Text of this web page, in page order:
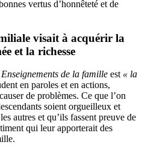
vertus d’honnêteté et de
visait à acquérir la
et la richesse
Enseignements de la famille est « la
en paroles et en actions,
de problèmes. Ce que l’on
soient orgueilleux et
autres et qu’ils fassent preuve de
qui leur apporterait des